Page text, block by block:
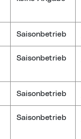
Saisonbetrieb
Saisonbetrieb
Saisonbetrieb
Saisonbetrieb